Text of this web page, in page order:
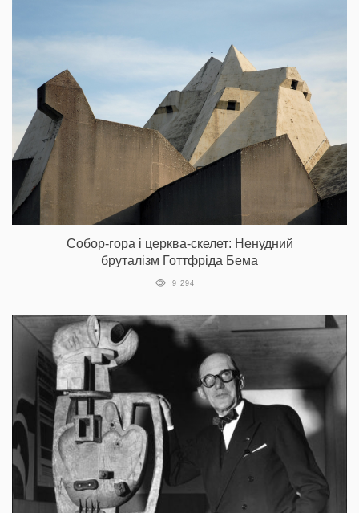
Собор-гора і церква-скелет: Ненудний
бруталізм Готтфріда Бема
9 294